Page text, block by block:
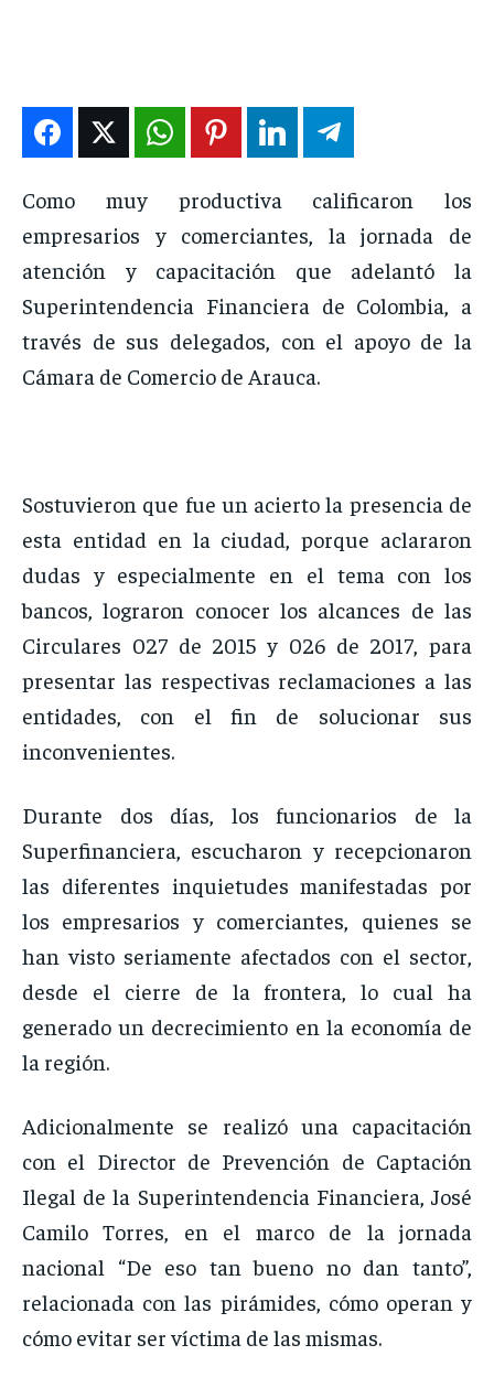
INSTITUCIONAL
INSTITUCIONAL
INSTITUCIONAL
INSTITUCIONAL
Como muy productiva calificaron los
empresarios y comerciantes, la jornada de
atención y capacitación que adelantó la
Superintendencia Financiera de Colombia, a
través de sus delegados, con el apoyo de la
Cámara de Comercio de Arauca.
Sostuvieron que fue un acierto la presencia de
esta entidad en la ciudad, porque aclararon
dudas y especialmente en el tema con los
bancos, lograron conocer los alcances de las
Circulares 027 de 2015 y 026 de 2017, para
presentar las respectivas reclamaciones a las
entidades, con el fin de solucionar sus
inconvenientes.
Durante dos días, los funcionarios de la
Superfinanciera, escucharon y recepcionaron
las diferentes inquietudes manifestadas por
los empresarios y comerciantes, quienes se
han visto seriamente afectados con el sector,
desde el cierre de la frontera, lo cual ha
generado un decrecimiento en la economía de
la región.
Adicionalmente se realizó una capacitación
con el Director de Prevención de Captación
Ilegal de la Superintendencia Financiera, José
Camilo Torres, en el marco de la jornada
nacional “De eso tan bueno no dan tanto”,
relacionada con las pirámides, cómo operan y
cómo evitar ser víctima de las mismas.